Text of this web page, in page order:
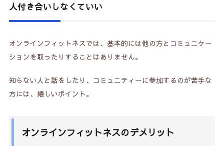
人付き合いしなくていい
オンラインフィットネスでは、基本的には他の方とコミュニケー
ションを取ったりすることはありません。
知らない人と話をしたり、コミュニティーに参加するのが苦手な
方には、嬉しいポイント。
オンラインフィットネスのデメリット